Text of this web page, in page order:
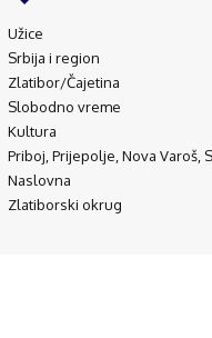
Užice
Srbija i region
Zlatibor/Čajetina
Slobodno vreme
Kultura
Priboj, Prijepolje, Nova Varoš,
Naslovna
Zlatiborski okrug